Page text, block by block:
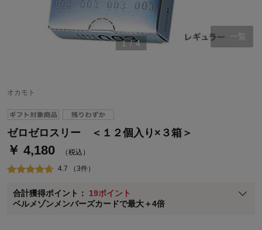
1 / 4
一覧
オカモト
ゼロゼロスリー ＜１２個入り×３箱＞
￥ 4,180 （税込）
4.7 （3件）
合計獲得ポイント： 19ポイント
ベルメゾンメンバーズカードで最大＋4倍
ベルメゾン・ポイントについて
通常商品送料無料 返品引取無料（JCBのみ）
即時入会なら更に500円OFFクーポンプレゼント
※メンバーズカードの加算ポイントはステージ倍率適用前の基本ポイント
に対して適用されます。